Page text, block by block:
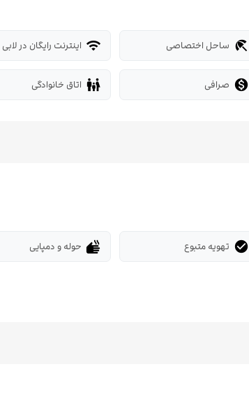
beach_access ساحل اختصاصی wifi اینترنت رایگان در لابی
 صرافی family_restroom اتاق خانوادگی
check_circle تهویه متبوع dry حوله و دمپایی